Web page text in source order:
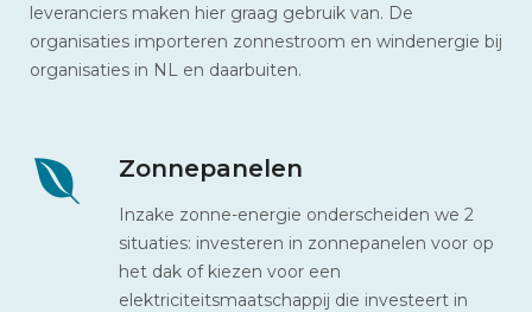
leveranciers maken hier graag gebruik van. De
organisaties importeren zonnestroom en windenergie bij
organisaties in NL en daarbuiten.
Zonnepanelen
Inzake zonne-energie onderscheiden we 2
situaties: investeren in zonnepanelen voor op
het dak of kiezen voor een
elektriciteitsmaatschappij die investeert in